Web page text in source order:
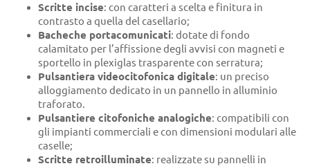
Scritte incise: con caratteri a scelta e finitura in
contrasto a quella del casellario;
Bacheche portacomunicati: dotate di fondo
calamitato per l’affissione degli avvisi con magneti e
sportello in plexiglas trasparente con serratura;
Pulsantiera videocitofonica digitale: un preciso
alloggiamento dedicato in un pannello in alluminio
traforato.
Pulsantiere citofoniche analogiche: compatibili con
gli impianti commerciali e con dimensioni modulari alle
caselle;
Scritte retroilluminate: realizzate su pannelli in